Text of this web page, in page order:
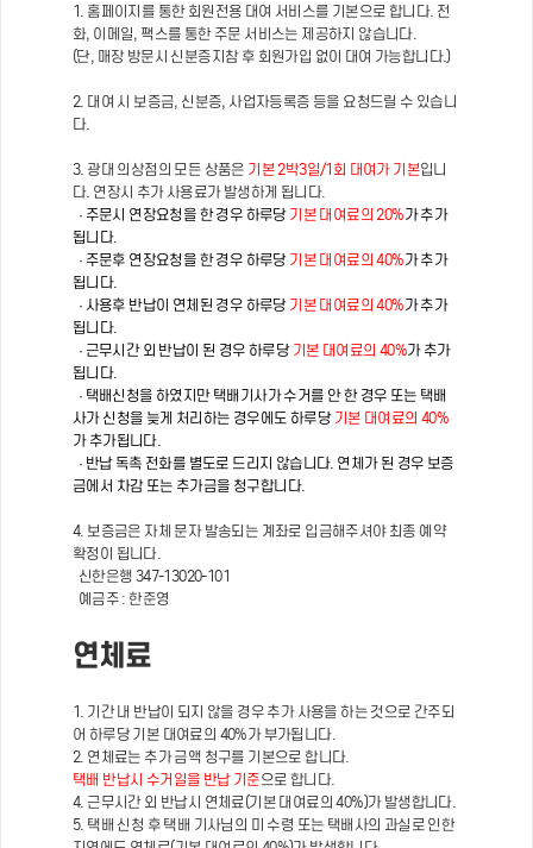
1. 홈페이지를 통한 회원전용 대여 서비스를 기본으로 합니다. 전
화, 이메일, 팩스를 통한 주문 서비스는 제공하지 않습니다.
(단, 매장 방문시 신분증지참 후 회원가입 없이 대여 가능합니다.)
2. 대여 시 보증금, 신분증, 사업자등록증 등을 요청드릴 수 있습니
다.
3. 광대 의상점의 모든 상품은 기본 2박3일/1회 대여가 기본입니
다. 연장시 추가 사용료가 발생하게 됩니다.
· 주문시 연장요청을 한 경우 하루당 기본 대여료의 20%가 추가
됩니다.
· 주문후 연장요청을 한 경우 하루당 기본 대여료의 40%가 추가
됩니다.
· 사용후 반납이 연체된 경우 하루당 기본 대여료의 40%가 추가
됩니다.
· 근무시간 외 반납이 된 경우 하루당 기본 대여료의 40%가 추가
됩니다.
· 택배신청을 하였지만 택배기사가 수거를 안 한 경우 또는 택배
사가 신청을 늦게 처리하는 경우에도 하루당 기본 대여료의 40%
가 추가됩니다.
· 반납 독촉 전화를 별도로 드리지 않습니다. 연체가 된 경우 보증
금에서 차감 또는 추가금을 청구합니다.
4. 보증금은 자체 문자 발송되는 계좌로 입금해주셔야 최종 예약
확정이 됩니다.
신한은행 347-13020-101
예금주 : 한준영
연체료
1. 기간 내 반납이 되지 않을 경우 추가 사용을 하는 것으로 간주되
어 하루당 기본 대여료의 40%가 부가됩니다.
2. 연체료는 추가 금액 청구를 기본으로 합니다.
택배 반납시 수거일을 반납 기준으로 합니다.
4. 근무시간 외 반납시 연체료(기본 대여료의 40%)가 발생합니다.
5. 택배 신청 후 택배 기사님의 미 수령 또는 택배사의 과실로 인한